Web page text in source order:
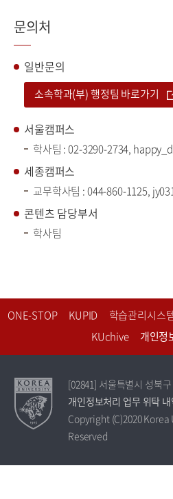
문의처
일반문의
소속학과(부) 행정팀 바로가기
서울캠퍼스
학사팀 :02-3290-2734,
세종캠퍼스
교무학사팀 : 044-860-1125,
콘텐츠 담당부서
학사팀
ONE-STOP KUPID 학습관리시스
KUchive
개인정
[02841] 서울특별시 성북
개인정보처리 업무 위탁 내
Copyright (C)2020
Reserved